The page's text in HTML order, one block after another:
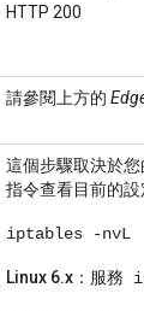
HTTP 200
請參閱上方的
這個步驟取決於您
指令查看目前的設
iptables -nvL
Linux 6.x ： 服務